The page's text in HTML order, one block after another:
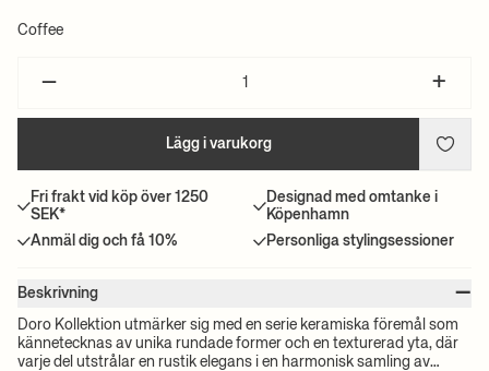
Coffee
– +
Lägg i varukorg
Fri frakt vid köp över 1250
SEK*
Designad med omtanke i
Köpenhamn
Anmäl dig och få 10%
Personliga stylingsessioner
Beskrivning –
Doro Kollektion utmärker sig med en serie keramiska föremål som
kännetecknas av unika rundade former och en texturerad yta, där
varje del utstrålar en rustik elegans i en harmonisk samling av